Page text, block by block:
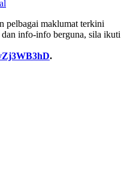
pelbagai maklumat terkini
dan info-info berguna, sila ikuti
.